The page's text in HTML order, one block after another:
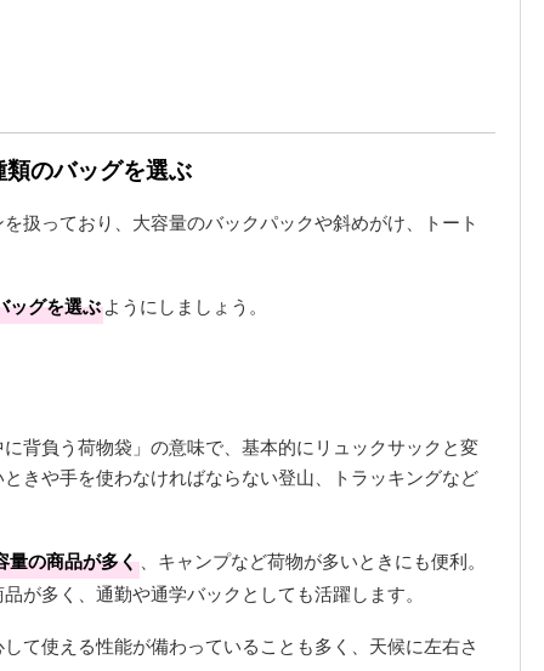
のバッグを選ぶ
扱っており、大容量のバックパックや斜めがけ、トート
ッグを選ぶようにしましょう。
背負う荷物袋」の意味で、基本的にリュックサックと変
きや手を使わなければならない登山、トラッキングなど
量の商品が多く 、キャンプなど荷物が多いときにも便利。
が多く、通勤や通学バックとしても活躍します。
て使える性能が備わっていることも多く、天候に左右さ